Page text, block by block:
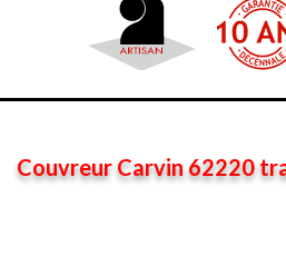
Couvreur Carvin 62220